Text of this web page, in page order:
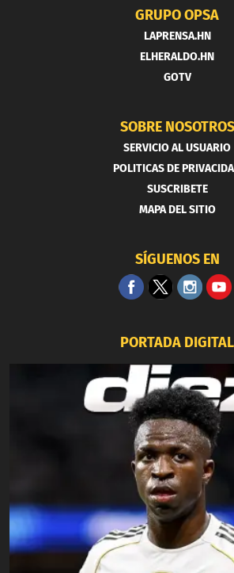
GRUPO OPSA
LAPRENSA.HN
ELHERALDO.HN
GOTV
SOBRE NOSOTROS
SERVICIO AL USUARIO
POLITICAS DE
SUSCRIBETE
MAPA DEL SITIO
SÍGUENOS EN
PORTADA DIGITAL